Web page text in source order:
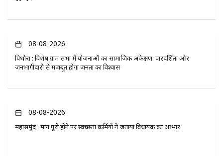
08-08-2026
पिथौरा : विशेष ग्राम सभा में योजनाओं का सामाजिक अंकेक्षण: पारदर्शिता और
जनभागीदारी से मजबूत होगा जनता का विश्वास
08-08-2026
महासमुंद : मांग पूरी होने पर स्वच्छता कर्मियों ने जताया विधायक का आभार